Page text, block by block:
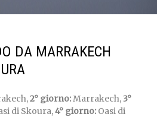
DA MARRAKECH
2° giorno:Marrakech,3°
di Skoura,4° giorno: Oasi di